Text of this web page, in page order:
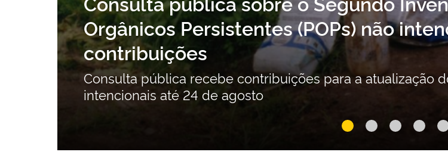
Consulta pública sobre o Segundo
Orgânicos Persistentes (POPs) não
contribuições
Consulta pública recebe contribuições para a atualização